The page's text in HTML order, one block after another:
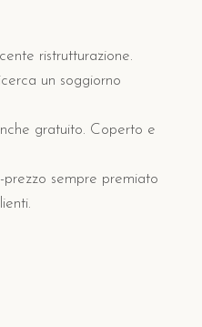
ristrutturazione.
un soggiorno
gratuito. Coperto e
sempre premiato